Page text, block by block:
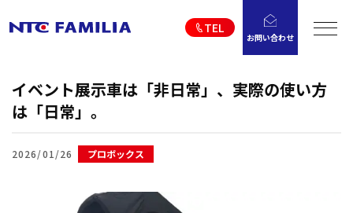
TEL
お問い合わせ
イベント展示車は「非日常」、実際の使い方
は「日常」。
2026/01/26 プロボックス